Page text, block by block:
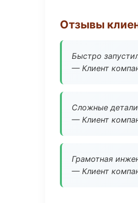
Отзывы
Быстро
— Клиент
Сложные
— Клиент
Грамотная
— Клиент